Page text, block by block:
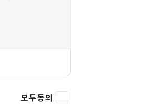
다. - 최초 개인
모두동의